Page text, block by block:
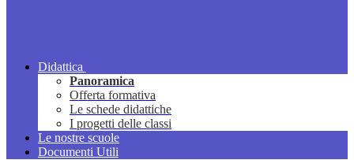
Didattica
Panoramica
Offerta formativa
Le schede didattiche
I progetti delle classi
Le nostre scuole
Documenti Utili